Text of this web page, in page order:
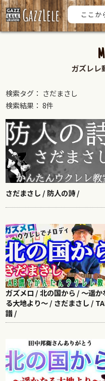
ガズレレ
検索タグ： さだまさし
検索結果： 8件
さだまさし / 防人の詩 /
ガズメロ / 北の国から / 〜遥か
る大地より〜 / さだまさし /
譜 /